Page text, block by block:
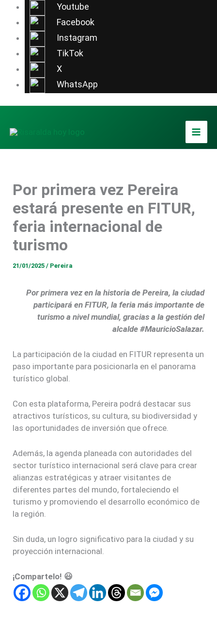
Youtube
Facebook
Instagram
TikTok
X
WhatsApp
contenido
Por primera vez Pereira
estará presente en FITUR,
feria internacional de
turismo
21/01/2025/ Pereira
Por primera vez en la historia de Pereira, la ciudad
participará en FITUR, la feria más importante de
turismo a nivel mundial, gracias a la gestión del
alcalde #MauricioSalazar.
La participación de la ciudad en FITUR representa un
paso importante para posicionarla en el panorama
turístico global.
Con esta plataforma, Pereira podrá destacar sus
atractivos turísticos, su cultura, su biodiversidad y
las oportunidades de inversión que ofrece.
Además, la agenda planeada con autoridades del
sector turístico internacional será clave para crear
alianzas estratégicas y atraer visitantes de
diferentes partes del mundo, fortaleciendo el
turismo y promoviendo el desarrollo económico de
la región.
Sin duda, un logro significativo para la ciudad y su
proyección internacional.
¡Compartelo! 😃